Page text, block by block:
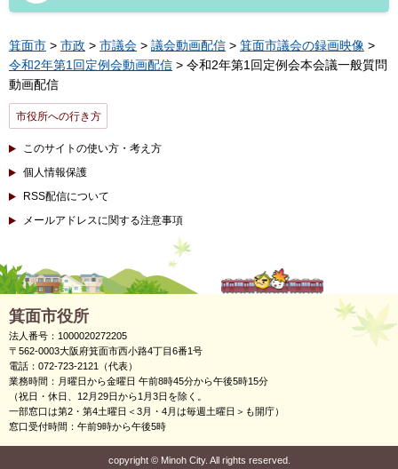
箕面市 > 市政 > 市議会 > 議会動画配信 > 箕面市議会の録画映像 >
令和2年第1回定例会動画配信 > 令和2年第1回定例会本会議一般質問
動画配信
市役所への行き方
このサイトの使い方・考え方
個人情報保護
RSS配信について
メールアドレスに関する注意事項
箕面市役所
法人番号：1000020272205
〒562-0003大阪府箕面市西小路4丁目6番1号
電話：072-723-2121（代表）
業務時間：月曜日から金曜日 午前8時45分から午後5時15分
（祝日・休日、12月29日から1月3日を除く。
一部窓口は第2・第4土曜日＜3月・4月は毎週土曜日＞も開庁）
窓口受付時間：午前9時から午後5時
copyright ©Minoh City. All rights reserved.